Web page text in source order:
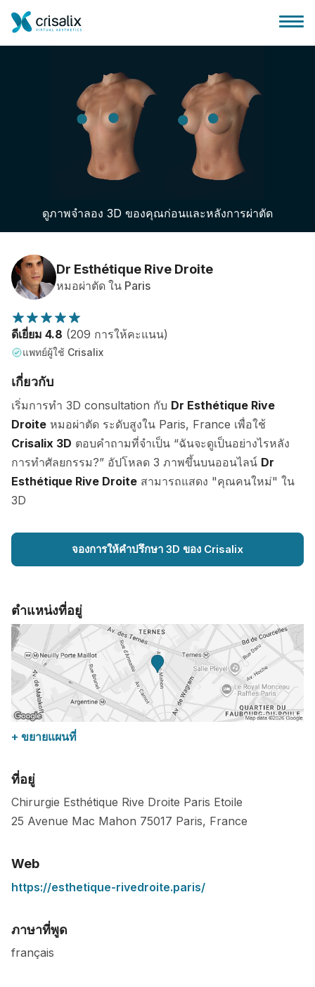
บ้านของหมอผ่าตัด
แพลตฟอร์มธุรกิจ 3D
แผน
ความคิดเห็นของคนไข้
ดูภาพจำลอง 3D ของคุณก่อนและหลังการผ่าตัด
Dr Esthétique Rive Droite
หมอผ่าตัด ใน Paris
ดีเยี่ยม 4.8 (209 การให้คะแนน)
แพทย์ผู้ใช้ Crisalix
เกี่ยวกับ
เริ่มการทำ 3D consultation กับ Dr Esthétique Rive
Droite หมอผ่าตัด ระดับสูงใน Paris, France เพื่อใช้
Crisalix 3D ตอบคำถามที่จำเป็น “ฉันจะดูเป็นอย่างไรหลัง
การทำศัลยกรรม?” อัปโหลด 3 ภาพขึ้นบนออนไลน์ Dr
Esthétique Rive Droite สามารถแสดง "คุณคนใหม่" ใน
3D
จองการให้คำปรึกษา 3D ของ Crisalix
ตำแหน่งที่อยู่
+ ขยายแผนที่
ที่อยู่
Chirurgie Esthétique Rive Droite Paris Etoile
25 Avenue Mac Mahon 75017 Paris, France
Web
https://esthetique-rivedroite.paris/
ภาษาที่พูด
français